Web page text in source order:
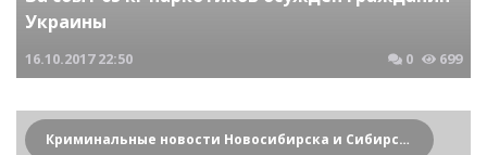
Украины
16.10.2017 22:50 0 699
Криминальные новости Новосибирска и Сибирского региона